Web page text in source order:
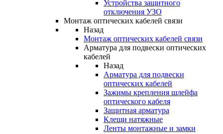
Устройства защитного
отключения УЗО
Монтаж оптических кабелей связи
Назад
Монтаж оптических кабелей связи
Арматура для подвески оптических
кабелей
Назад
Арматура для подвески
оптических кабелей
Зажимы крепления шлейфа
оптического кабеля
Защитная арматура
Клещи натяжные
Ленты монтажные и замки